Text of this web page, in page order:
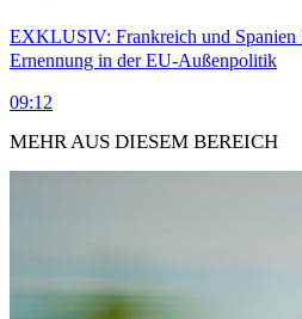
EXKLUSIV: Frankreich und Spanien
Ernennung in der EU-Außenpolitik
09:12
MEHR AUS DIESEM BEREICH